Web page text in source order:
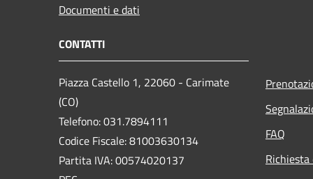
Documenti e dati
CONTATTI
Piazza Castello 1, 22060 - Carimate
(CO)
Telefono: 031.7894111
Codice Fiscale: 81003630134
Partita IVA: 00574020137
FAQ